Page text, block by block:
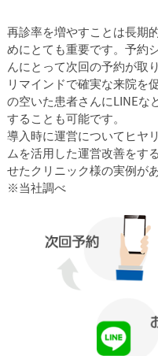
再診率を増やすことは長期
めにとても重要です。予約
んにとって次回の予約が取
リマインドで確実な来院を
の空いた患者さんにLINEな
することも可能です。
導入時に運営についてヒヤ
ムを活用した運営改善をす
せたクリニック様の実例が
※当社調べ